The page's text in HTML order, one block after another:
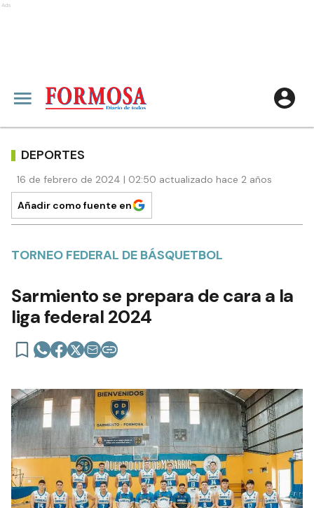
Ads
DEPORTES
16 de febrero de 2024 | 02:50 actualizado hace 2 años
Añadir como fuente en
TORNEO FEDERAL DE BÁSQUETBOL
Sarmiento se prepara de cara a la
liga federal 2024